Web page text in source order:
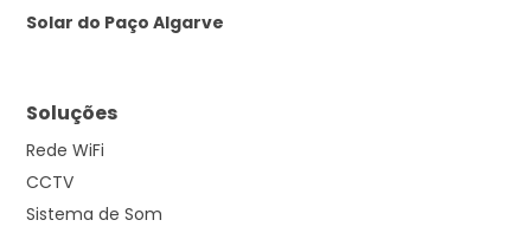
Solar do Paço Algarve
Soluções
Rede WiFi
CCTV
Sistema de Som